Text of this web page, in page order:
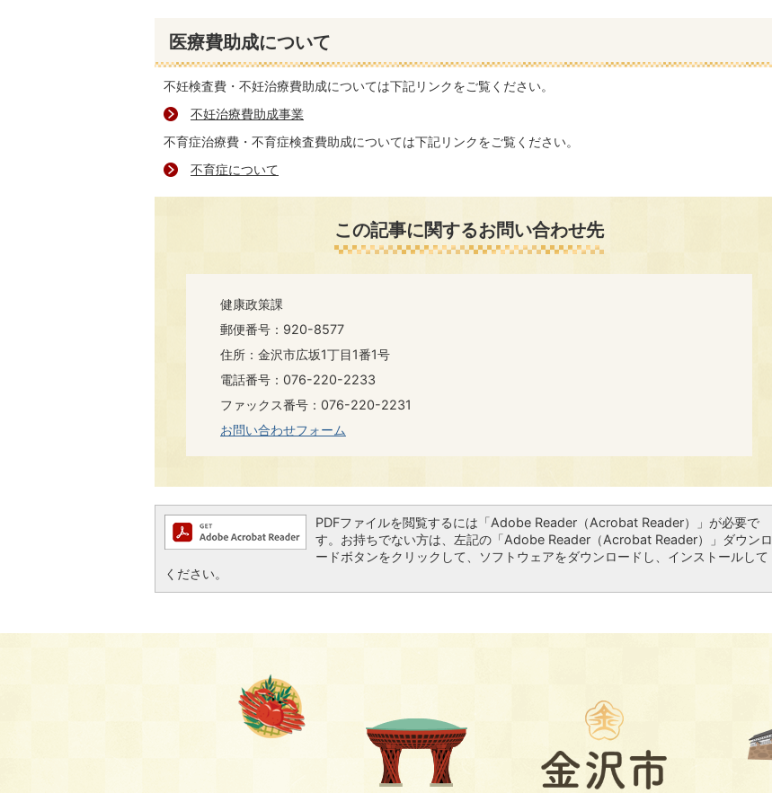
医療費助成について
不妊検査費・不妊治療費助成については下記リンクをご覧ください。
不妊治療費助成事業
不育症治療費・不育症検査費助成については下記リンクをご覧ください。
不育症について
この記事に関するお問い合わせ先
健康政策課
郵便番号：920-8577
住所：金沢市広坂1丁目1番1号
電話番号：076-220-2233
ファックス番号：076-220-2231
お問い合わせフォーム
PDFファイルを閲覧するには「Adobe Reader（Acrobat Reader）」が必要で
す。お持ちでない方は、左記の「Adobe Reader（Acrobat Reader）」ダウンロ
ードボタンをクリックして、ソフトウェアをダウンロードし、インストールして
ください。